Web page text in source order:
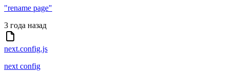
"rename page"
3 года назад
next.config.js
next config